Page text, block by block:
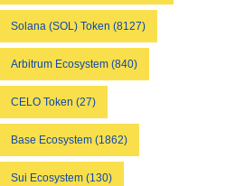
Solana (SOL) Token (8127)
Arbitrum Ecosystem (840)
CELO Token (27)
Base Ecosystem (1862)
Sui Ecosystem (130)